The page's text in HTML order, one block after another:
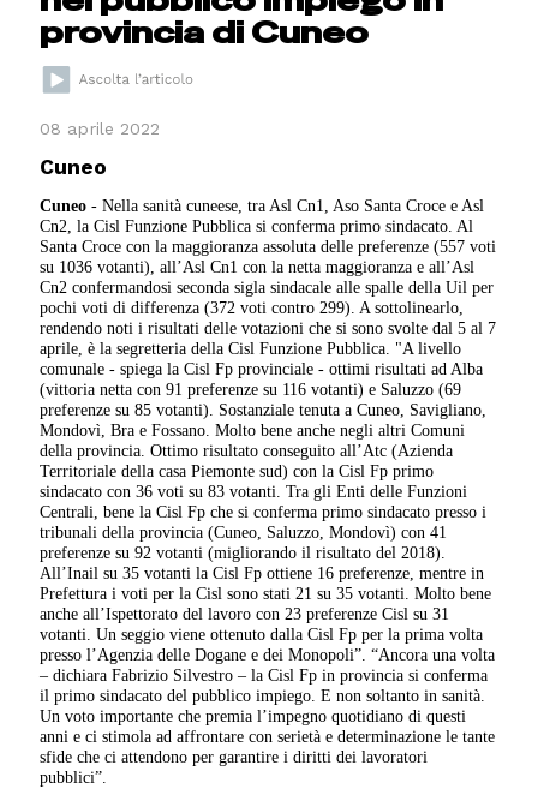
provincia di Cuneo
08 aprile 2022
Cuneo
Cuneo - Nella sanità cuneese, tra Asl Cn1, Aso Santa Croce e Asl
Cn2, la Cisl Funzione Pubblica si conferma primo sindacato. Al
Santa Croce con la maggioranza assoluta delle preferenze (557 voti
su 1036 votanti), all’Asl Cn1 con la netta maggioranza e all’Asl
Cn2 confermandosi seconda sigla sindacale alle spalle della Uil per
pochi voti di differenza (372 voti contro 299). A sottolinearlo,
rendendo noti i risultati delle votazioni che si sono svolte dal 5 al 7
aprile, è la segretteria della Cisl Funzione Pubblica. "A livello
comunale - spiega la Cisl Fp provinciale - ottimi risultati ad Alba
(vittoria netta con 91 preferenze su 116 votanti) e Saluzzo (69
preferenze su 85 votanti). Sostanziale tenuta a Cuneo, Savigliano,
Mondovì, Bra e Fossano. Molto bene anche negli altri Comuni
della provincia. Ottimo risultato conseguito all’Atc (Azienda
Territoriale della casa Piemonte sud) con la Cisl Fp primo
sindacato con 36 voti su 83 votanti. Tra gli Enti delle Funzioni
Centrali, bene la Cisl Fp che si conferma primo sindacato presso i
tribunali della provincia (Cuneo, Saluzzo, Mondovì) con 41
preferenze su 92 votanti (migliorando il risultato del 2018).
All’Inail su 35 votanti la Cisl Fp ottiene 16 preferenze, mentre in
Prefettura i voti per la Cisl sono stati 21 su 35 votanti. Molto bene
anche all’Ispettorato del lavoro con 23 preferenze Cisl su 31
votanti. Un seggio viene ottenuto dalla Cisl Fp per la prima volta
presso l’Agenzia delle Dogane e dei Monopoli”. “Ancora una volta
– dichiara Fabrizio Silvestro – la Cisl Fp in provincia si conferma
il primo sindacato del pubblico impiego. E non soltanto in sanità.
Un voto importante che premia l’impegno quotidiano di questi
anni e ci stimola ad affrontare con serietà e determinazione le tante
sfide che ci attendono per garantire i diritti dei lavoratori
pubblici”.